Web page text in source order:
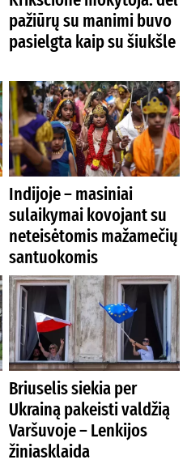
pažiūrų su manimi buvo
pasielgta kaip su šiukšle
Indijoje – masiniai
sulaikymai kovojant su
neteisėtomis mažamečių
santuokomis
Briuselis siekia per
Ukrainą pakeisti valdžią
Varšuvoje – Lenkijos
žiniasklaida